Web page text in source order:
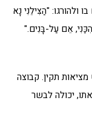
ולהורגו: "הַצִּילֵנִי נָא
אֵם עַל-בָּנִים."
תקין. קבוצה
לקראתו, יכולה לבשר